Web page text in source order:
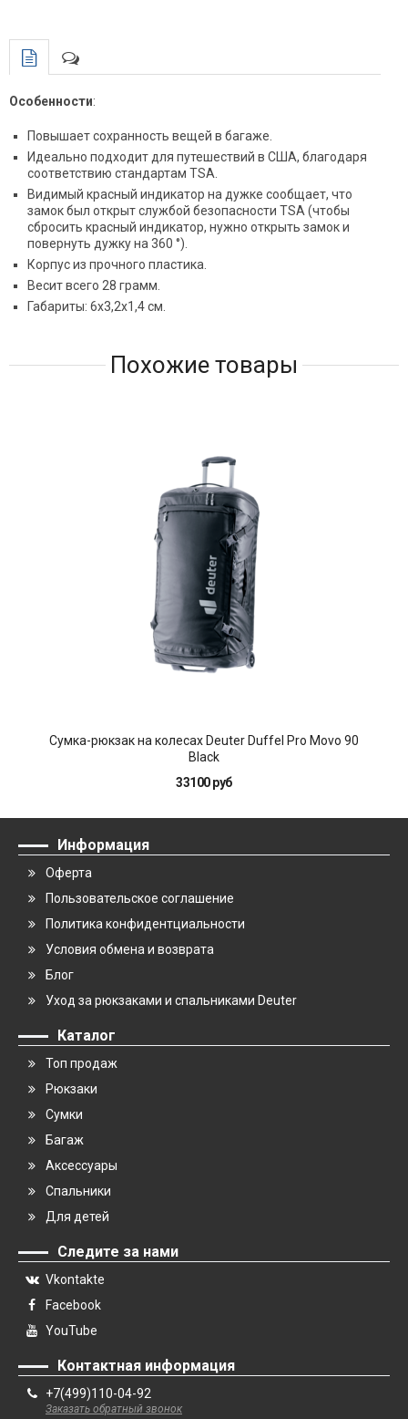
Особенности:
Повышает сохранность вещей в багаже.
Идеально подходит для путешествий в США, благодаря
соответствию стандартам TSA.
Видимый красный индикатор на дужке сообщает, что
замок был открыт службой безопасности TSA (чтобы
сбросить красный индикатор, нужно открыть замок и
повернуть дужку на 360 °).
Корпус из прочного пластика.
Весит всего 28 грамм.
Габариты: 6x3,2x1,4 см.
Похожие товары
Сумка-рюкзак на колесах Deuter Duffel Pro Movo 90
Black
33100 руб
Информация
Оферта
Пользовательское соглашение
Политика конфидентциальности
Условия обмена и возврата
Блог
Уход за рюкзаками и спальниками Deuter
Каталог
Топ продаж
Рюкзаки
Сумки
Багаж
Аксессуары
Спальники
Для детей
Следите за нами
Vkontakte
Facebook
YouTube
Контактная информация
+7(499)110-04-92
Заказать обратный звонок